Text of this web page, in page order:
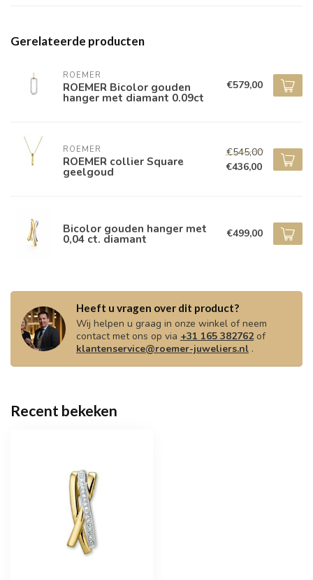
Gerelateerde producten
ROEMER
ROEMER Bicolor gouden
hanger met diamant 0.09ct
€579,00
ROEMER
ROEMER collier Square
geelgoud
€545,00
€436,00
Bicolor gouden hanger met
0,04 ct. diamant €499,00
Heeft u vragen over dit product?
Wij helpen u graag in onze winkel of neem
contact met ons op via +31 165 382762of
klantenservice@roemer-juweliers.nl .
Recent bekeken